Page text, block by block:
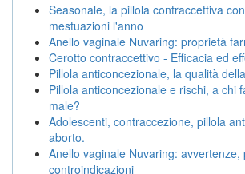
Seasonale, la pillola contraccettiva
mestuazioni l'anno
Anello vaginale Nuvaring: proprietà
Cerotto contraccettivo - Efficacia ed
Pillola anticoncezionale, la qualità
Pillola anticoncezionale e rischi, a chi
male?
Adolescenti, contraccezione, pillola
aborto.
Anello vaginale Nuvaring: avvertenze,
controindicazioni